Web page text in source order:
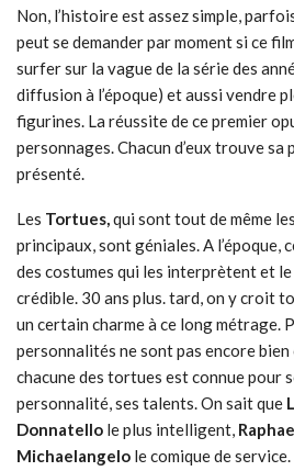
Non, l’histoire est assez simple,
peut se demander par moment si ce
surfer sur la vague de la série des
diffusion à l’époque) et aussi vendre
figurines. La réussite de ce premier
personnages. Chacun d’eux trouve
présenté.
Les Tortues,qui sont tout de même
principaux, sont géniales. A l’époque,
des costumes qui les interprètent et
crédible. 30 ans plus. tard, on y croit
un certain charme à ce long métrage.
personnalités ne sont pas encore bien
chacune des tortues est connue pour
personnalité, ses talents. On sait que
Donnatello le plus intelligent,
Michaelangelo le comique de service.